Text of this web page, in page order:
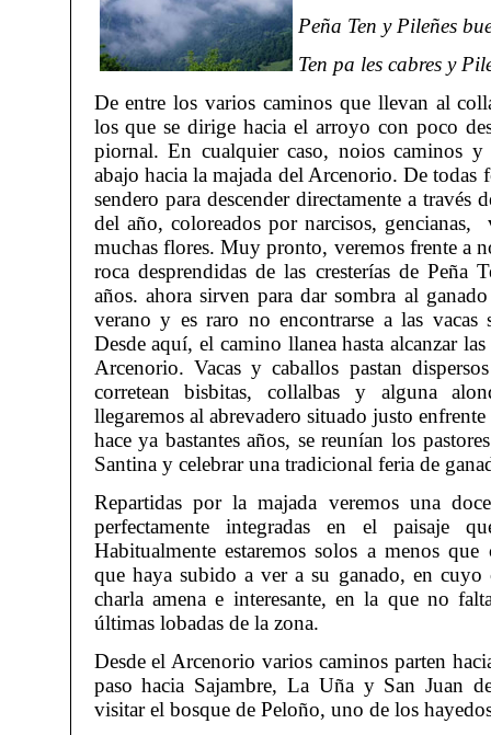
Peña Ten y Pileñes
Ten pa les cabres y
De entre los varios caminos que llevan al
los que se dirige hacia el arroyo con poco
piornal. En cualquier caso, noios caminos
abajo hacia la majada del Arcenorio. De todas
sendero para descender directamente a través
del año, coloreados por narcisos, gencianas,
muchas flores. Muy pronto, veremos frente a
roca desprendidas de las cresterías de Peña
años. ahora sirven para dar sombra al
verano y es raro no encontrarse a las vacas
Desde aquí, el camino llanea hasta alcanzar
Arcenorio. Vacas y caballos pastan
corretean bisbitas, collalbas y alguna
llegaremos al abrevadero situado justo
hace ya bastantes años, se reunían los
Santina y celebrar una tradicional feria de
Repartidas por la majada veremos una
perfectamente integradas en el paisaje
Habitualmente estaremos solos a menos
que haya subido a ver a su ganado, en cuyo
charla amena e interesante, en la que no
últimas lobadas de la zona.
Desde el Arcenorio varios caminos parten
paso hacia Sajambre, La Uña y San Juan
visitar el bosque de Peloño, uno de los